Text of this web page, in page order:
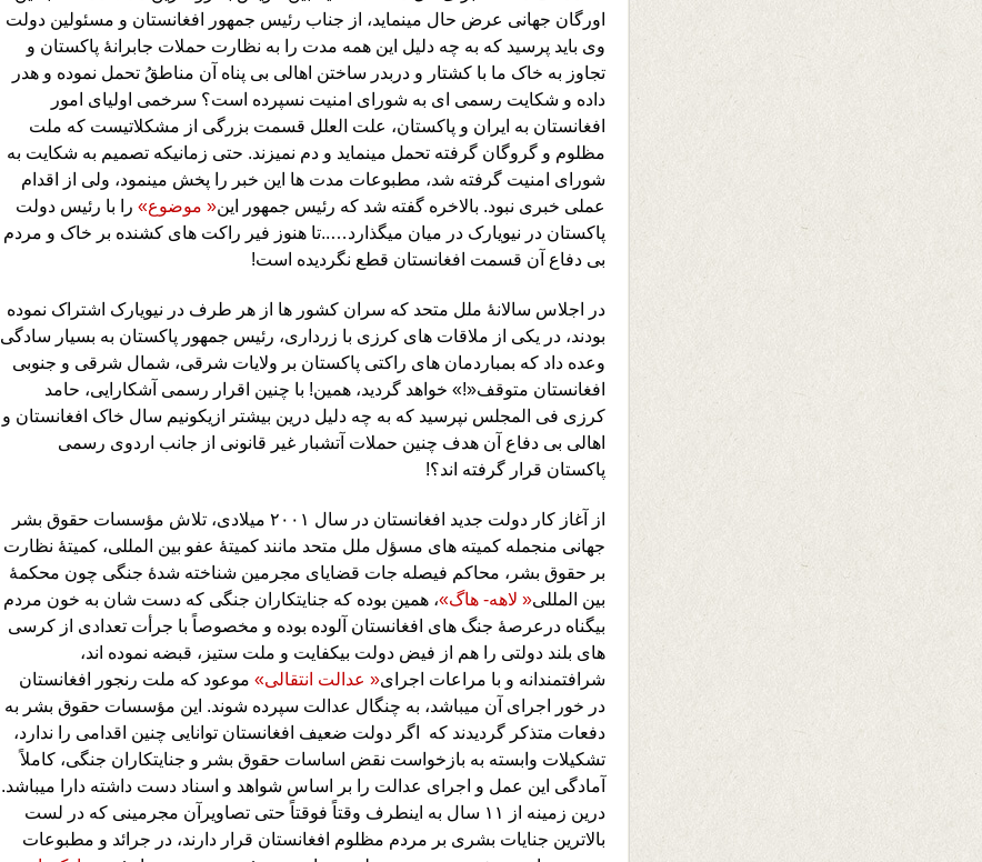
اورگان جهانی عرض حال مینماید، از جناب رئیس جمهور افغانستان و مسئولین دولت
وی باید پرسید که به چه دلیل این همه مدت را به نظارت حملات جابرانۀ پاکستان و
تجاوز به خاک ما با کشتار و دربدر ساختن اهالی بی پناه آن مناطقُ تحمل نموده و هدر
داده و شکایت رسمی ای به شورای امنیت نسپرده است؟ سرخمی اولیای امور
افغانستان به ایران و پاکستان، علت العلل قسمت بزرگی از مشکلاتیست که ملت
مظلوم و گروگان گرفته تحمل مینماید و دم نمیزند. حتی زمانیکه تصمیم به شکایت به
شورای امنیت گرفته شد، مطبوعات مدت ها این خبر را پخش مینمود، ولی از اقدام
عملی خبری نبود. بالاخره گفته شد که رئیس جمهور این« موضوع» را با رئیس دولت
پاکستان در نیویارک در میان میگذارد…..تا هنوز فیر راکت های کشنده بر خاک و مردم
بی دفاع آن قسمت افغانستان قطع نگردیده است!
در اجلاس سالانۀ ملل متحد که سران کشور ها از هر طرف در نیویارک اشتراک نموده
بودند، در یکی از ملاقات های کرزی با زرداری، رئیس جمهور پاکستان به بسیار سادگی
وعده داد که بمباردمان های راکتی پاکستان بر ولایات شرقی، شمال شرقی و جنوبی
افغانستان متوقف«!» خواهد گردید، همین! با چنین اقرار رسمی آشکارایی، حامد
کرزی فی المجلس نپرسید که به چه دلیل درین بیشتر ازیکونیم سال خاک افغانستان و
اهالی بی دفاع آن هدف چنین حملات آتشبار غیر قانونی از جانب اردوی رسمی
پاکستان قرار گرفته اند؟!
از آغاز کار دولت جدید افغانستان در سال ۲۰۰۱ میلادی، تلاش مؤسسات حقوق بشر
جهانی منجمله کمیته های مسؤل ملل متحد مانند کمیتۀ عفو بین المللی، کمیتۀ نظارت
بر حقوق بشر، محاکم فیصله جات قضایای مجرمین شناخته شدۀ جنگی چون محکمۀ
بین المللی« لاهه- هاگ»، همین بوده که جنایتکاران جنگی که دست شان به خون مردم
بیگناه درعرصۀ جنگ های افغانستان آلوده بوده و مخصوصاً با جرأت تعدادی از کرسی
های بلند دولتی را هم از فیض دولت بیکفایت و ملت ستیز، قبضه نموده اند،
شرافتمندانه و با مراعات اجرای« عدالت انتقالی» موعود که ملت رنجور افغانستان
در خور اجرای آن میباشد، به چنگال عدالت سپرده شوند. این مؤسسات حقوق بشر به
دفعات متذکر گردیدند که
اگر دولت ضعیف افغانستان توانایی چنین اقدامی را ندارد،
تشکیلات وابسته به بازخواست نقض اساسات حقوق بشر و جنایتکاران جنگی، کاملاً
آمادگی این عمل و اجرای عدالت را بر اساس شواهد و اسناد دست داشته دارا میباشد.
درین زمینه از ۱۱ سال به اینطرف وقتاً فوقتاً حتی تصاویرآن مجرمینی که در لست
بالاترین جنایات بشری بر مردم مظلوم افغانستان قرار دارند، در جرائد و مطبوعات